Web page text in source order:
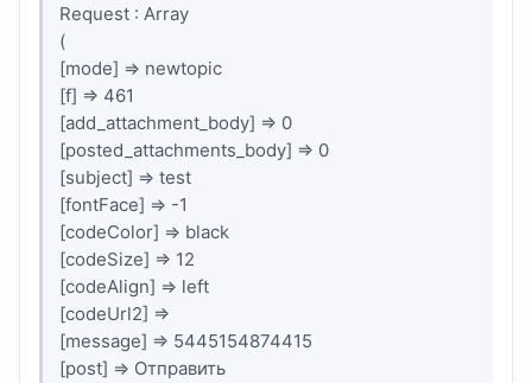
Request : Array
(
[mode] => newtopic
[f] => 461
[add_attachment_body] => 0
[posted_attachments_body] => 0
[subject] => test
[fontFace] => -1
[codeColor] => black
[codeSize] => 12
[codeAlign] => left
[codeUrl2] =>
[message] => 5445154874415
[post] => Отправить